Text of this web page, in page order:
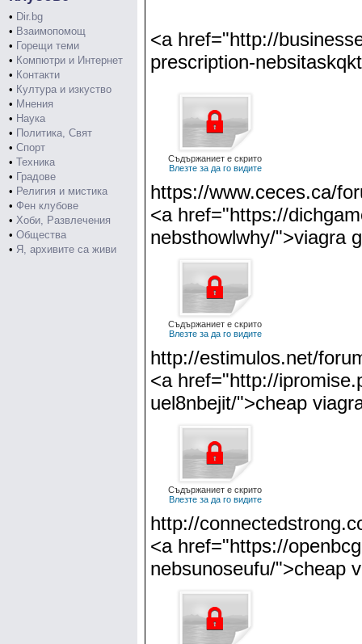
• Dir.bg
• Взаимопомощ
• Горещи теми
• Компютри и Интернет
• Контакти
• Култура и изкуство
• Мнения
• Наука
• Политика, Свят
• Спорт
• Техника
• Градове
• Религия и мистика
• Фен клубове
• Хоби, Развлечения
• Общества
• Я, архивите са живи
<a href="http://
prescription-
Съдържаниет е скрито
Влезте за да го видите
https://www.ceces.ca/
<a href="https://
nebsthowlwhy/">viagra
Съдържаниет е скрито
Влезте за да го видите
http://estimulos.net/
<a href="http://
uel8nbejit/">cheap
Съдържаниет е скрито
Влезте за да го видите
http://
<a href="https://
nebsunoseufu/">cheap